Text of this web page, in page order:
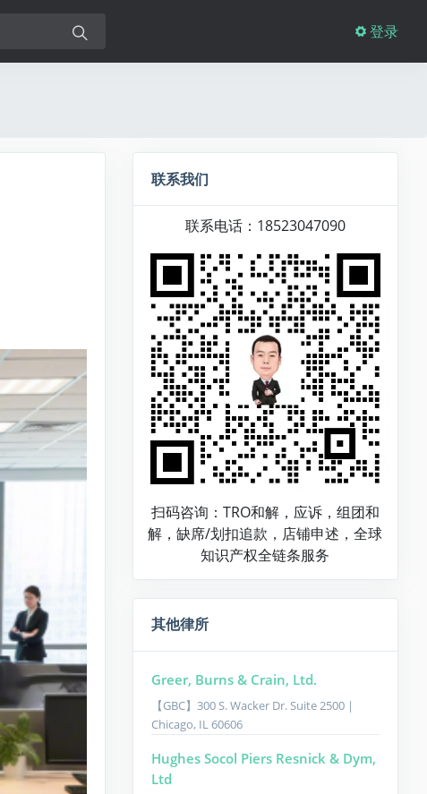
登录
联系我们
联系电话：18523047090
扫码咨询：TRO和解，应诉，组团和
解，缺席/划扣追款，店铺申述，全球
知识产权全链条服务
其他律所
Greer, Burns & Crain, Ltd.
【GBC】300 S. Wacker Dr. Suite 2500 |
Chicago, IL 60606
Hughes Socol Piers Resnick & Dym,
Ltd